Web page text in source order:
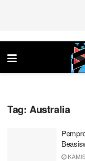
Tag: Australia